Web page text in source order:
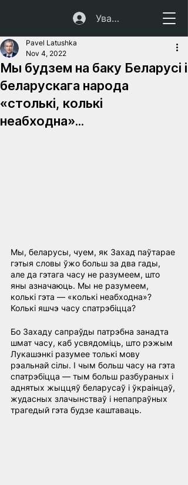
Увайсці
Мы будзем на баку Беларусі і
беларускага народа
«столькі, колькі
неабходна»...
Pavel Latushka
Nov 4, 2022
Мы, беларусы, чуем, як Захад паўтарае
гэтыя словы ўжо больш за два гады,
але да гэтага часу не разумеем, што
яны азначаюць. Мы не разумеем,
колькі гэта — «колькі неабходна»?
Колькі яшчэ часу спатрэбіцца?
Бо Захаду сапраўды патрэбна занадта
шмат часу, каб усвядоміць, што рэжым
Лукашэнкі разумее толькі мову
рэальнай сілы. І чым больш часу на гэта
спатрэбіцца — тым больш разбураных і
аднятых жыццяў беларусаў і ўкраінцаў,
жудасных злачынстваў і непапраўных
трагедый гэта будзе каштаваць.